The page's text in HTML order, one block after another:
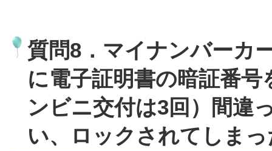
質問8．マイナンバーカ
に電子証明書の暗証番号
ンビニ交付は3回）間違
い、ロックされてしま